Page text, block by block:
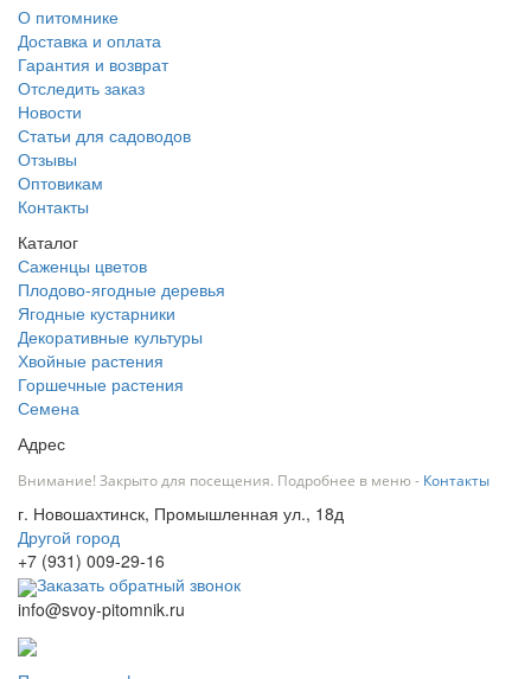
О питомнике
Доставка и оплата
Гарантия и возврат
Отследить заказ
Новости
Статьи для садоводов
Отзывы
Оптовикам
Контакты
Каталог
Саженцы цветов
Плодово-ягодные деревья
Ягодные кустарники
Декоративные культуры
Хвойные растения
Горшечные растения
Семена
Адрес
Внимание! Закрыто для посещения. Подробнее в меню - Контакты
г. Новошахтинск, Промышленная ул., 18д
Другой город
+7 (931) 009-29-16
Заказать обратный звонок
info@svoy-pitomnik.ru